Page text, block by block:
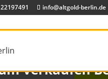
info@altgold-berlin.de
verkaufen